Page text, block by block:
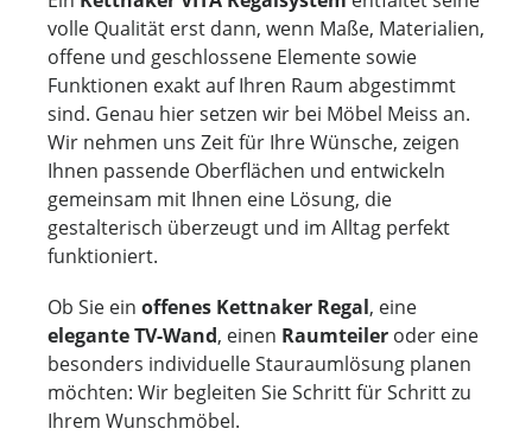
volle Qualität erst dann, wenn Maße, Materialien,
offene und geschlossene Elemente sowie
Funktionen exakt auf Ihren Raum abgestimmt
sind. Genau hier setzen wir bei Möbel Meiss an.
Wir nehmen uns Zeit für Ihre Wünsche, zeigen
Ihnen passende Oberflächen und entwickeln
gemeinsam mit Ihnen eine Lösung, die
gestalterisch überzeugt und im Alltag perfekt
funktioniert.
Ob Sie ein offenes Kettnaker Regal, eine
elegante TV-Wand, einen Raumteiler oder eine
besonders individuelle Stauraumlösung planen
möchten: Wir begleiten Sie Schritt für Schritt zu
Ihrem Wunschmöbel.